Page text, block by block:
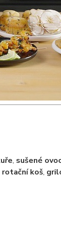
, sušené
rotační koš,